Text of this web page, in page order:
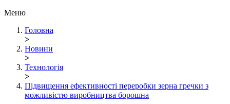
Меню
Головна
>
Новини
>
Технологія
>
Підвищення ефективності переробки зерна гречки з
можливістю виробництва борошна